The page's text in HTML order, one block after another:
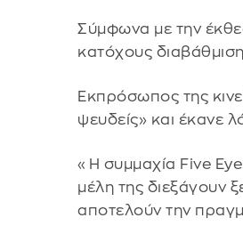
Σύμφωνα με την
κατόχους
Εκπρόσωπος της
ψευδείς» και έκανε
«Η συμμαχία Five
μέλη της διεξάγουν
αποτελούν την